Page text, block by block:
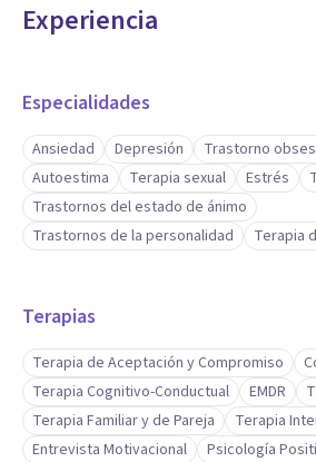
Experiencia
Especialidades
Ansiedad Depresión
Trastorno
Autoestima
Terapia sexual Estrés
Trastornos del estado de ánimo
Trastornos de la personalidad
Terapia
Terapias
Terapia de Aceptación y Compromiso
Terapia Cognitivo-Conductual
EMDR
Terapia Familiar y de Pareja
Terapia
Entrevista Motivacional
Psicología